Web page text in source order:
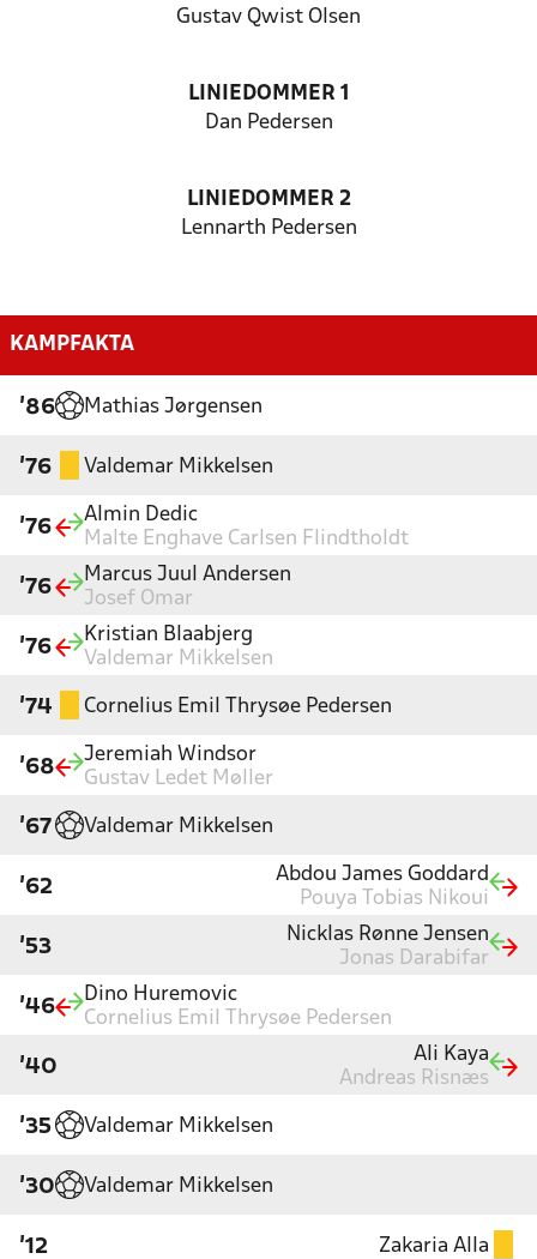
Gustav Qwist Olsen
LINIEDOMMER 1
Dan Pedersen
LINIEDOMMER 2
Lennarth Pedersen
KAMPFAKTA
'86 Mathias Jørgensen
'76 Valdemar Mikkelsen
'76
Almin Dedic
Malte Enghave Carlsen Flindtholdt
'76
Marcus Juul Andersen
Josef Omar
'76
Kristian Blaabjerg
Valdemar Mikkelsen
'74 Cornelius Emil Thrysøe Pedersen
'68
Jeremiah Windsor
Gustav Ledet Møller
'67 Valdemar Mikkelsen
'62
Abdou James Goddard
Pouya Tobias Nikoui
'53
Nicklas Rønne Jensen
Jonas Darabifar
'46
Dino Huremovic
Cornelius Emil Thrysøe Pedersen
'40
Ali Kaya
Andreas Risnæs
'35 Valdemar Mikkelsen
'30 Valdemar Mikkelsen
'12 Zakaria Alla